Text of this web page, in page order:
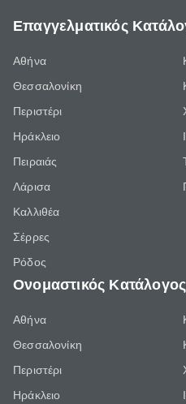
Επαγγελματικός
Αθήνα
Θεσσαλονίκη
Περιστέρι
Ηράκλειο
Πειραιάς
Λάρισα
Καλλιθέα
Σέρρες
Ρόδος
Ονομαστικός Κατάλογος
Αθήνα
Θεσσαλονίκη
Περιστέρι
Ηράκλειο